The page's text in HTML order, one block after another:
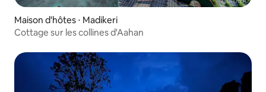
Maison d'hôtes ⋅ Madikeri
Cottage sur les collines d'Aahan